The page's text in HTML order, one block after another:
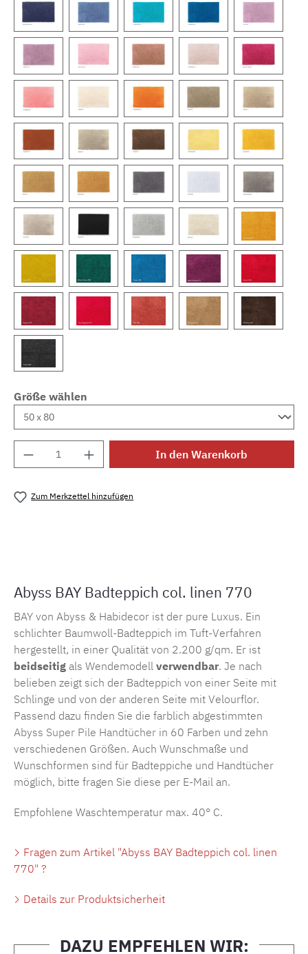
Größe wählen
Produkt Anzahl: Gib den gewünschten
In den Warenkorb
Zum Merkzettel hinzufügen
Abyss BAY Badteppich col. linen 770
BAY von Abyss & Habidecor ist der pure Luxus. Ein
schlichter Baumwoll-Badteppich im Tuft-Verfahren
hergestellt, in einer Qualität von 2.200 g/qm. Er ist
beidseitig als Wendemodell verwendbar. Je nach
belieben zeigt sich der Badteppich von einer Seite mit
Schlinge und von der anderen Seite mit Velourflor.
Passend dazu finden Sie die farblich abgestimmten
Abyss Super Pile Handtücher in 60 Farben und zehn
verschiedenen Größen. Auch Wunschmaße und
Wunschformen sind für Badteppiche und Handtücher
möglich, bitte fragen Sie diese per E-Mail an.
Empfohlene Waschtemperatur max. 40° C.
Fragen zum Artikel "Abyss BAY Badteppich col. linen
770" ?
Details zur Produktsicherheit
DAZU EMPFEHLEN WIR: